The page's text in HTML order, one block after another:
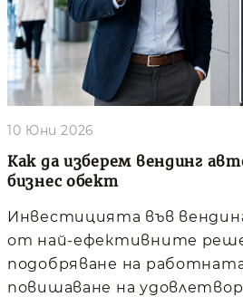
Как да изберем вендинг
бизнес обект
10 Юни 2026
Инвестицията във
от най-ефективните
подобряване на
повишаване на